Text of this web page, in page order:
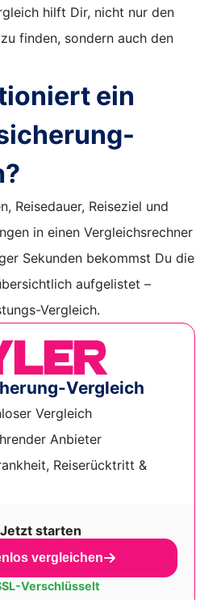
hilft Dir, nicht nur den
finden, sondern auch den
ein
Reisedauer, Reiseziel und
in einen Vergleichsrechner
Sekunden bekommst Du die
aufgelistet –
Vergleich.
Vergleich
Vergleich
Anbieter
Reiserücktritt &
Jetzt starten
vergleichen
Verschlüsselt